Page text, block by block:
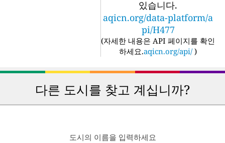
있습니다.
aqicn.org/data-platform/a
pi/H477
(자세한 내용은 API 페이지를 확인
하세요.aqicn.org/api/ )
다른 도시를 찾고 계십니까?
도시의 이름을 입력하세요